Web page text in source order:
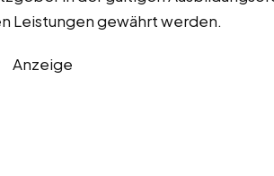
Leistungen gewährt werden.
Anzeige